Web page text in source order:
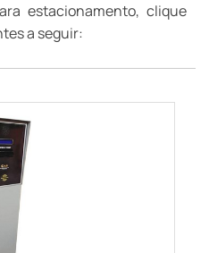
estacionamento, clique
a seguir: